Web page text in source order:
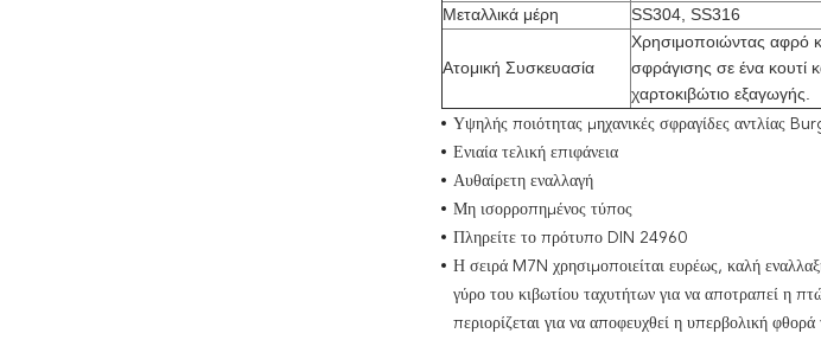
Μεταλλικά μέρη
SS304, SS316
Ατομική Συσκευασία
Χρησιμοποιώντας αφρό
σφράγισης σε ένα κουτί
χαρτοκιβώτιο εξαγωγής.
Υψηλής ποιότητας μηχανικές σφραγίδες αντλίας
Ενιαία τελική επιφάνεια
Αυθαίρετη εναλλαγή
Μη ισορροπημένος τύπος
Πληρείτε το πρότυπο DIN 24960
Η σειρά M7N χρησιμοποιείται ευρέως, καλή
γύρο του κιβωτίου ταχυτήτων για να αποτραπεί η
περιορίζεται για να αποφευχθεί η υπερβολική